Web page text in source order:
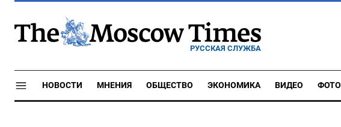
РУССКАЯ СЛУЖБА
НОВОСТИ МНЕНИЯ ОБЩЕСТВО ЭКОНОМИКА ВИДЕО ФОТО